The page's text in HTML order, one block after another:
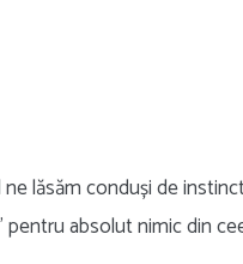
lăsăm conduși de
absolut nimic din